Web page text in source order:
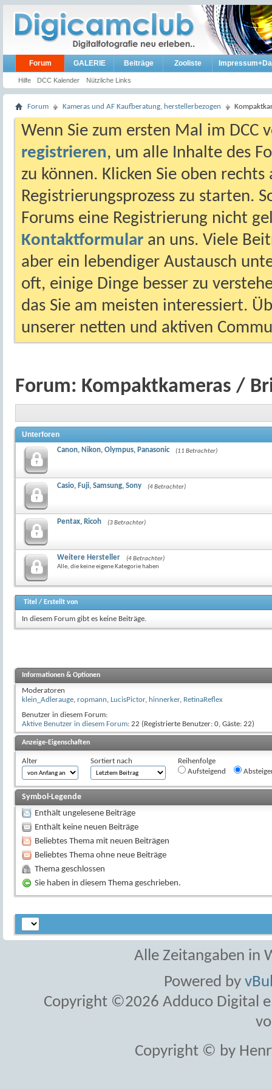
Forum
Hilfe DCC Kalender Nützliche Links
GALERIE Beiträge Zooliste
Forum Kameras und AF Kaufberatung, herstellerbezogen
Wenn Sie zum ersten Mal im DCC
registrieren, um alle Inhalte des
zu können. Klicken Sie oben
Registrierungsprozess zu starten.
Forums eine Registrierung nicht
Kontaktformular an uns. Viele
aber ein lebendiger Austausch
oft, einige Dinge besser zu
das Sie am meisten interessiert.
unserer netten und aktiven
Forum: Kompaktkameras /
Unterforen
Canon, Nikon, Olympus, Panasonic (11 Betrachter)
Casio, Fuji, Samsung, Sony (4 Betrachter)
Pentax, Ricoh (3 Betrachter)
Weitere Hersteller
(4 Betrachter)
Alle, die keine eigene Kategorie haben
Titel / Erstellt von
In diesem Forum gibt es keine Beiträge.
Informationen & Optionen
Moderatoren
klein_Adlerauge, ropmann, LucisPictor, hinnerker, RetinaReflex
Benutzer in diesem Forum:
Aktive Benutzer in diesem Forum: 22 (Registrierte Benutzer: 0, Gäste: 22)
Anzeige-Eigenschaften
Alter Sortiert nach
Reihenfolge
Aufsteigend
Symbol-Legende
Enthält ungelesene Beiträge
Enthält keine neuen Beiträge
Beliebtes Thema mit neuen Beiträgen
Beliebtes Thema ohne neue Beiträge
Thema geschlossen
Sie haben in diesem Thema geschrieben.
Alle Zeitangaben in
Powered by
Copyright ©2026 Adduco Digital
Copyright © by